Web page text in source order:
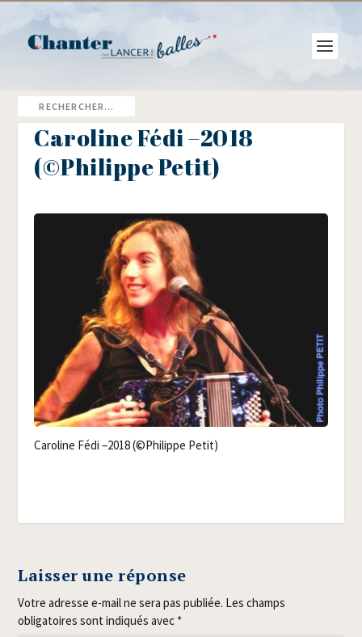
Caroline Fédi –2018
(©Philippe Petit)
Caro­line Fédi –2018 (©Phi­lippe Petit)
Laisser une réponse
Votre adresse e-mail ne sera pas publiée. Les champs
obligatoires sont indiqués avec *